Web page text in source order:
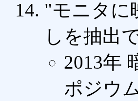
"モニタに
しを抽出
2013年
ポジウ